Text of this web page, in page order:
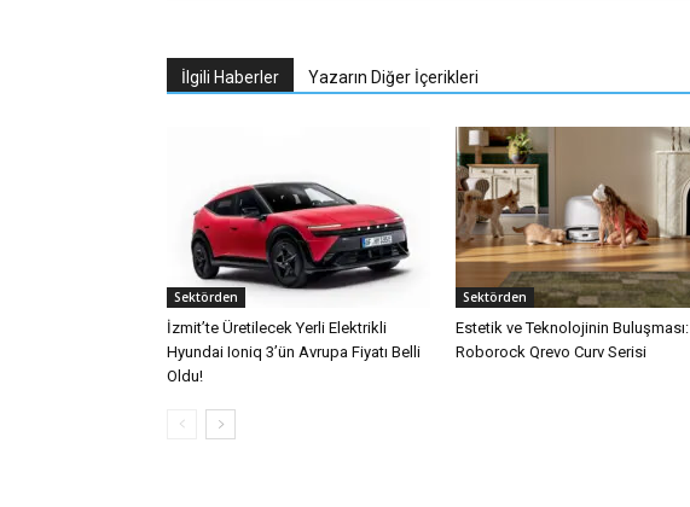
İlgili Haberler Yazarın Diğer İçerikleri
Sektörden
İzmit’te Üretilecek Yerli Elektrikli
Hyundai Ioniq 3’ün Avrupa Fiyatı Belli
Oldu!
Sektörden
Estetik ve Teknolojinin Buluşması:
Roborock Qrevo Curv Serisi